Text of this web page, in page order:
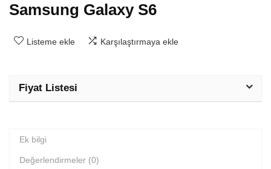
Samsung Galaxy S6
Listeme ekle Karşılaştırmaya ekle
Fiyat Listesi
Ek bilgi
Değerlendirmeler (0)